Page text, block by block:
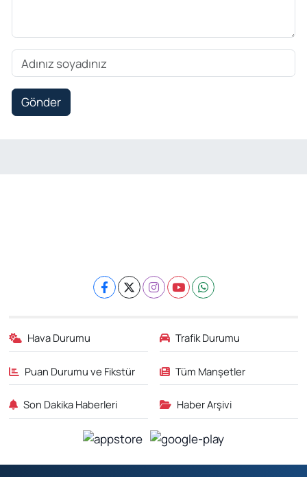
Gönder
Hava Durumu Trafik Durumu
Puan Durumu ve Fikstür Tüm Manşetler
Son Dakika Haberleri Haber Arşivi